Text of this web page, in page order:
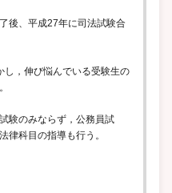
後、平成27年に司法試験合
し，伸び悩んでいる受験生の
験のみならず，公務員試
律科目の指導も行う。